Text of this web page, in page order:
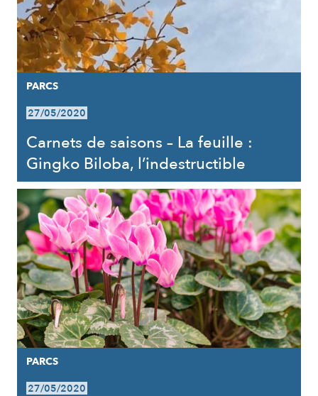
PARCS
27/05/2020
Carnets de saisons – La feuille :
Gingko Biloba, l’indestructible
PARCS
27/05/2020